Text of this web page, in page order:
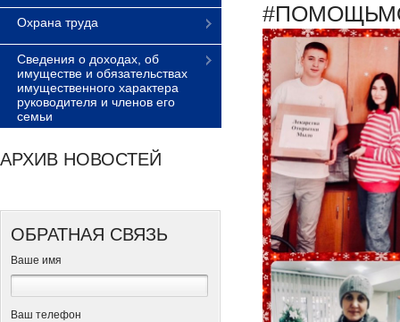
Охрана труда
Сведения о доходах, об
имуществе и обязательствах
имущественного характера
руководителя и членов его
семьи
АРХИВ НОВОСТЕЙ
ОБРАТНАЯ СВЯЗЬ
Ваше имя
Ваш телефон